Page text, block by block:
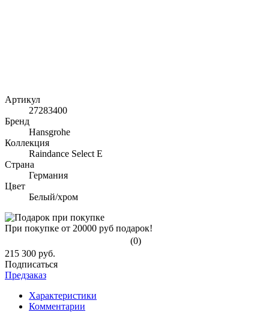
Артикул
27283400
Бренд
Hansgrohe
Коллекция
Raindance Select E
Страна
Германия
Цвет
Белый/хром
При покупке от 20000 руб подарок!
(0)
215 300 руб.
Подписаться
Предзаказ
Характеристики
Комментарии